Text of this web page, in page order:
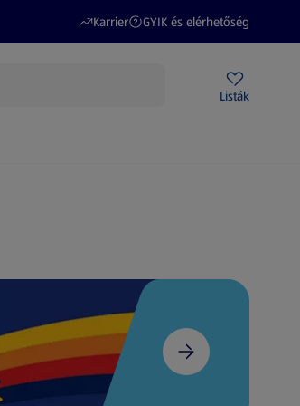
Karrier
(új oldalon nyílik meg)
GYIK és elérhetőség
(új oldalon nyílik meg)
Listák